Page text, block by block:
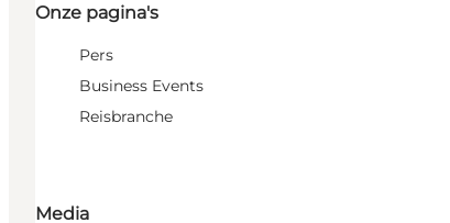
Onze pagina's
Pers
Business Events
Reisbranche
Media